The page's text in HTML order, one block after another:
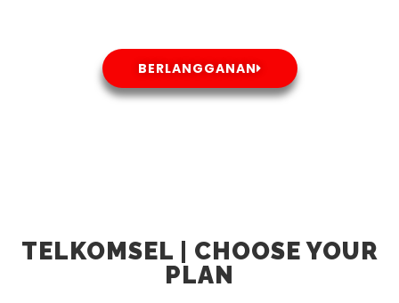
BERLANGGANAN
TELKOMSEL | CHOOSE YOUR
PLAN